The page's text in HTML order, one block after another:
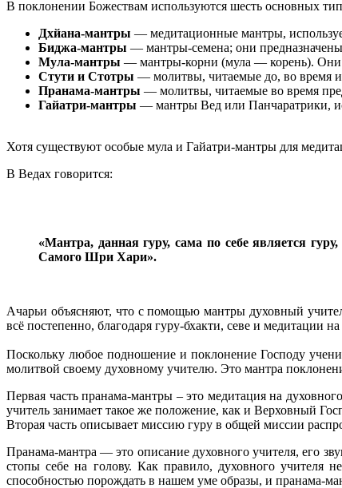
В поклонении Божествам используются шесть основных
Дхйана-мантры ― медитационные мантры,
Биджа-мантры ― мантры-семена; они
Мула-мантры ― мантры-корни (мула ― корень). Они
Стути и Стотры ― молитвы, читаемые до, во время
Пранама-мантры ― молитвы, читаемые во время
Гайатри-мантры ― мантры Вед или Панчаратрики,
Хотя существуют особые мула и Гайатри-мантры для
В Ведах говорится:
«Мантра, данная гуру, сама по себе является
Самого Шри Хари».
Ачарьи объясняют, что с помощью мантры духовный
всё постепенно, благодаря гуру-бхакти, севе и медитации
Поскольку любое подношение и поклонение Господу
молитвой своему духовному учителю. Это мантра
Первая часть пранама-мантры – это медитация на
учитель занимает такое же положение, как и Верховный
Вторая часть описывает миссию гуру в общей миссии
Пранама-мантра — это описание духовного учителя, его
стопы себе на голову. Как правило, духовного учителя
способностью порождать в нашем уме образы, и пранама-